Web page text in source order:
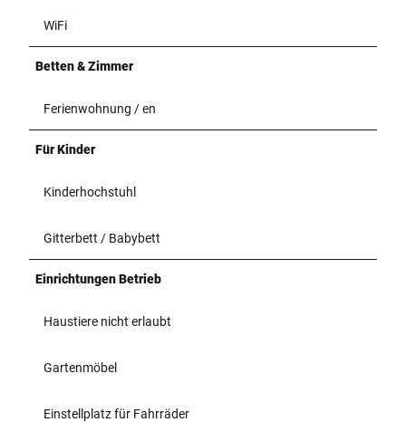
WiFi
Betten & Zimmer
Ferienwohnung / en
Für Kinder
Kinderhochstuhl
Gitterbett / Babybett
Einrichtungen Betrieb
Haustiere nicht erlaubt
Gartenmöbel
Einstellplatz für Fahrräder